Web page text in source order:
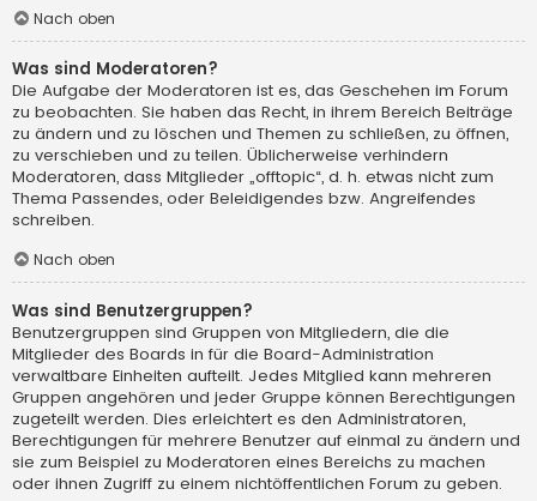
Nach oben
Was sind Moderatoren?
Die Aufgabe der Moderatoren ist es, das Geschehen im Forum
zu beobachten. Sie haben das Recht, in ihrem Bereich Beiträge
zu ändern und zu löschen und Themen zu schließen, zu öffnen,
zu verschieben und zu teilen. Üblicherweise verhindern
Moderatoren, dass Mitglieder „offtopic“, d. h. etwas nicht zum
Thema Passendes, oder Beleidigendes bzw. Angreifendes
schreiben.
Nach oben
Was sind Benutzergruppen?
Benutzergruppen sind Gruppen von Mitgliedern, die die
Mitglieder des Boards in für die Board-Administration
verwaltbare Einheiten aufteilt. Jedes Mitglied kann mehreren
Gruppen angehören und jeder Gruppe können Berechtigungen
zugeteilt werden. Dies erleichtert es den Administratoren,
Berechtigungen für mehrere Benutzer auf einmal zu ändern und
sie zum Beispiel zu Moderatoren eines Bereichs zu machen
oder ihnen Zugriff zu einem nichtöffentlichen Forum zu geben.